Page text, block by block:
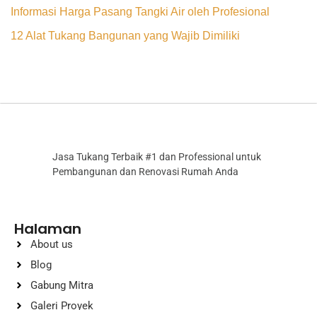
Informasi Harga Pasang Tangki Air oleh Profesional
12 Alat Tukang Bangunan yang Wajib Dimiliki
Jasa Tukang Terbaik #1 dan Professional untuk
Pembangunan dan Renovasi Rumah Anda
Halaman
About us
Blog
Gabung Mitra
Galeri Proyek